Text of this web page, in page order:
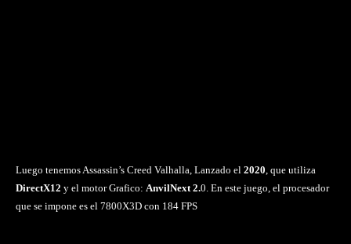
Luego tenemos Assassin’s Creed Valhalla, Lanzado el 2020, que utiliza
DirectX12 y el motor Grafico: AnvilNext 2.0. En este juego, el procesador
que se impone es el 7800X3D con 184 FPS